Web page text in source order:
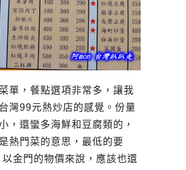
單，餐點選項非常多，讓我
灣99元熱炒店的感覺。份量
，還蠻多海鮮和豆腐類的，
熱門菜的意思，最低的要
金門的物價來說，應該也還